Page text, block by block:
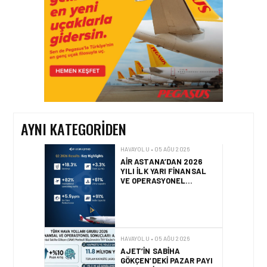
AYNI KATEGORIDEN
HAVAYOLU • 05 AĞU 2026
CORENDON’DAN YAKIT
VERIMLILIĞI VE
SÜRDÜRÜLEBILIRLIK IÇIN
İŞ BIRLIĞI!
AIR ASTANA’DAN 2026
YILI İLK YARI FINANSAL
VE OPERASYONEL
SONUÇLARI!
AJET’IN SABIHA
GÖKÇEN’DEKI PAZAR PAYI
ARTIŞI FINANSAL